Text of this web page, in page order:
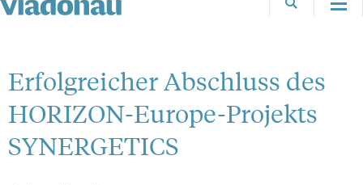
Erfolgreicher Abschluss des
HORIZON-Europe-Projekts
SYNERGETICS